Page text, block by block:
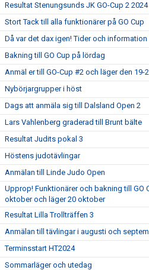
Resultat Stenungsunds JK GO-Cup 2 2024
Stort Tack till alla funktionärer på GO Cup
Då var det dax igen! Tider och information
Bakning till GO Cup på lördag
Anmäl er till GO-Cup #2 och läger den 19-
Nybörjargrupper i höst
Dags att anmäla sig till Dalsland Open 2
Lars Vahlenberg graderad till Brunt bälte
Resultat Judits pokal 3
Höstens judotävlingar
Anmälan till Linde Judo Open
Upprop! Funktionärer och bakning till GO
oktober och läger 20 oktober
Resultat Lilla Trollträffen 3
Anmälan till tävlingar i augusti och
Terminsstart HT2024
Sommarläger och utedag